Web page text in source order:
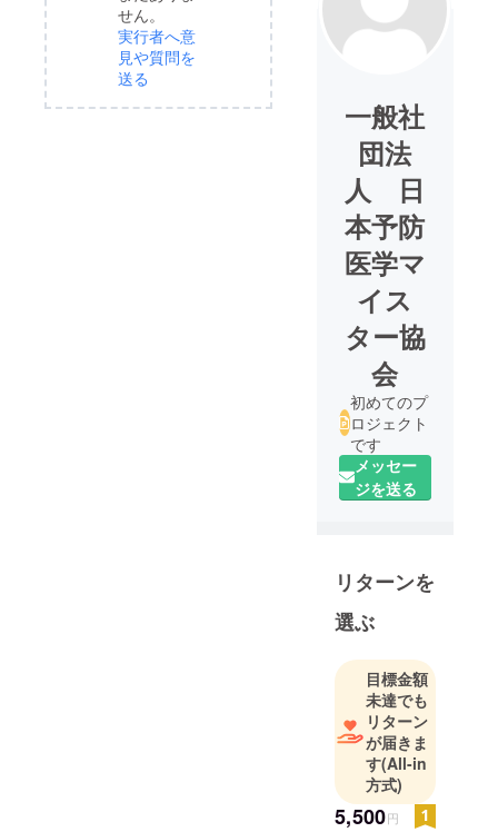
せん。
実行者へ意
見や質問を
送る
一般社
団法
人 日
本予防
医学マ
イス
ター協
会
初めてのプ
ロジェクト
です
メッセー
ジを送る
リターンを
選ぶ
目標金額
未達でも
リターン
が届きま
す(All-in
方式)
5,500円